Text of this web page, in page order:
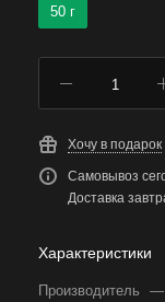
50 г
Хочу в подарок
Самовывоз
Доставка
Характеристики
Производитель —